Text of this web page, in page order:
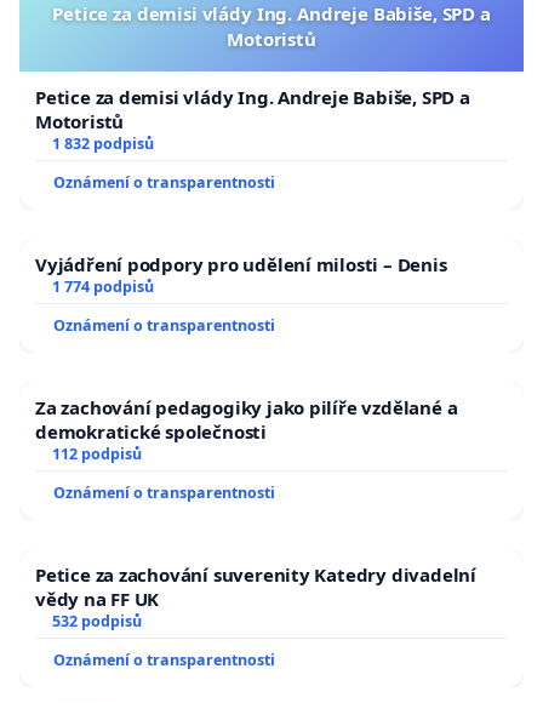
Petice za demisi vlády Ing. Andreje Babiše, SPD a
Motoristů
Petice za demisi vlády Ing. Andreje Babiše, SPD a
Motoristů
1 832 podpisů
Oznámení o transparentnosti
Vyjádření podpory pro udělení milosti – Denis
1 774 podpisů
Oznámení o transparentnosti
Za zachování pedagogiky jako pilíře vzdělané a
demokratické společnosti
112 podpisů
Oznámení o transparentnosti
Petice za zachování suverenity Katedry divadelní
vědy na FF UK
532 podpisů
Oznámení o transparentnosti